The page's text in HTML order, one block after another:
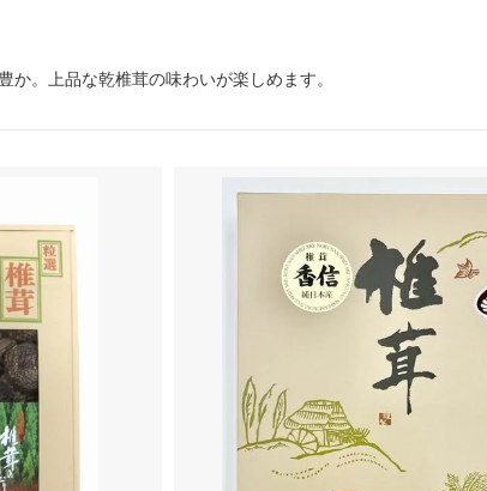
か。上品な乾椎茸の味わいが楽しめます。